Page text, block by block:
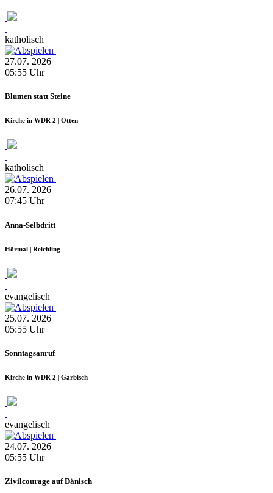
katholisch
27.07. 2026
05:55 Uhr
Blumen statt Steine
Kirche in WDR 2 | Otten
katholisch
26.07. 2026
07:45 Uhr
Anna-Selbdritt
Hörmal | Reichling
evangelisch
25.07. 2026
05:55 Uhr
Sonntagsanruf
Kirche in WDR 2 | Garbisch
evangelisch
24.07. 2026
05:55 Uhr
Zivilcourage auf Dänisch